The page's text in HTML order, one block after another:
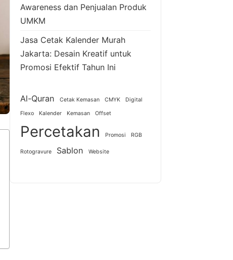
Awareness dan Penjualan Produk
UMKM
Jasa Cetak Kalender Murah
Jakarta: Desain Kreatif untuk
Promosi Efektif Tahun Ini
Al-Quran Cetak Kemasan CMYK Digital
Flexo Kalender Kemasan Offset
Percetakan Promosi RGB
Rotogravure Sablon Website